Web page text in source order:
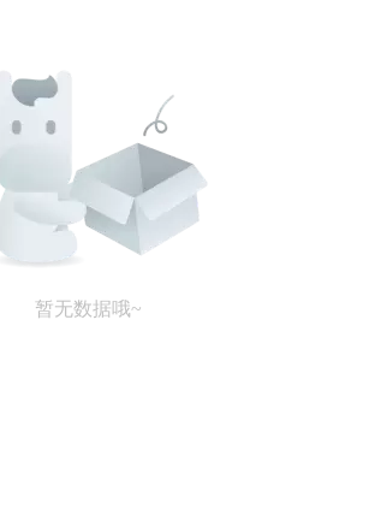
暂无数据哦~